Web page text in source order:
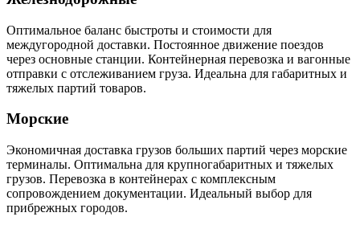
Оптимальное баланс быстроты и стоимости для
междугородной доставки. Постоянное движение поездов
через основные станции. Контейнерная перевозка и вагонные
отправки с отслеживанием груза. Идеальна для габаритных и
тяжелых партий товаров.
Морские
Экономичная доставка грузов больших партий через морские
терминалы. Оптимальна для крупногабаритных и тяжелых
грузов. Перевозка в контейнерах с комплексным
сопровождением документации. Идеальный выбор для
прибрежных городов.